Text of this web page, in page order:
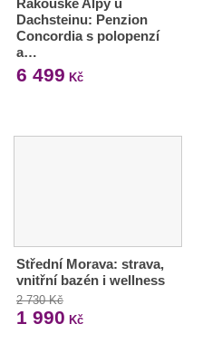
Dachsteinu: Penzion
Concordia s polopenzí
a…
6 499 Kč
Střední Morava: strava,
vnitřní bazén i wellness
2 730 Kč
1 990 Kč